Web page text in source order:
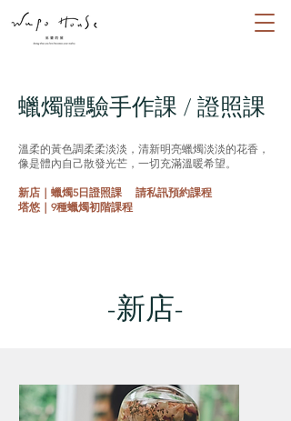
​蠟燭體驗手作課 / 證照課
溫柔的黃色調柔柔淡淡，清新明亮蠟燭淡淡的花香，
像是體內自己散發光芒，一切充滿溫暖希望。
新店｜蠟燭5日證照課 請私訊預約課程
塔悠｜9種蠟燭初階課程
​-新店-